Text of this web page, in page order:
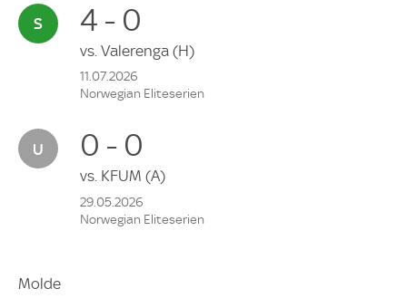
4 - 0
vs. Valerenga (H)
11.07.2026
Norwegian Eliteserien
0 - 0
vs. KFUM (A)
29.05.2026
Norwegian Eliteserien
Molde